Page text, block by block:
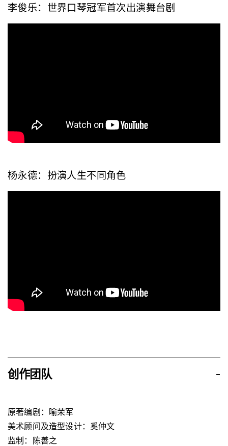
李俊乐：世界口琴冠军首次出演舞台剧
杨永德：扮演人生不同角色
创作团队 -
原著编剧：喻荣军
美术顾问及造型设计：奚仲文
监制：陈善之